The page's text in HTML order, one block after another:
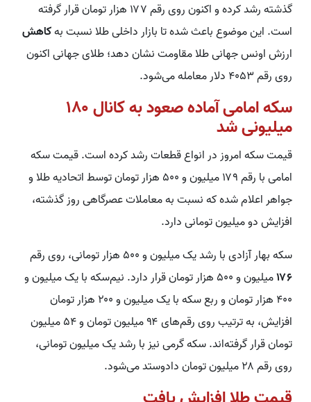
گذشته رشد کرده و اکنون روی رقم ۱۷۷ هزار تومان قرار گرفته
است. این موضوع باعث شده تا بازار داخلی طلا نسبت بهکاهش
ارزش اونس جهانی طلا مقاومت نشان دهد؛ طلای جهانی اکنون
روی رقم ۴۰۵۳ دلار معامله می‌شود.
سکه امامی آماده صعود به کانال ۱۸۰
میلیونی شد
قیمت سکه امروز در انواع قطعات رشد کرده است. قیمت سکه
امامی با رقم ۱۷۹ میلیون و ۵۰۰ هزار تومان توسط اتحادیه طلا و
جواهر اعلام شده که نسبت به معاملات عصرگاهی روز گذشته،
افزایش دو میلیون تومانی دارد.
سکه بهار آزادی با رشد یک میلیون و ۵۰۰ هزار تومانی، روی رقم
۱۷۶
میلیون و ۵۰۰ هزار تومان قرار دارد. نیم‌سکه با یک میلیون و
۴۰۰ هزار تومان و ربع سکه با یک میلیون و ۲۰۰ هزار تومان
افزایش، به ترتیب روی رقم‌های ۹۴ میلیون تومان و ۵۴ میلیون
تومان قرار گرفته‌اند. سکه گرمی نیز با رشد یک میلیون تومانی،
روی رقم ۲۸ میلیون تومان دادوستد می‌شود.